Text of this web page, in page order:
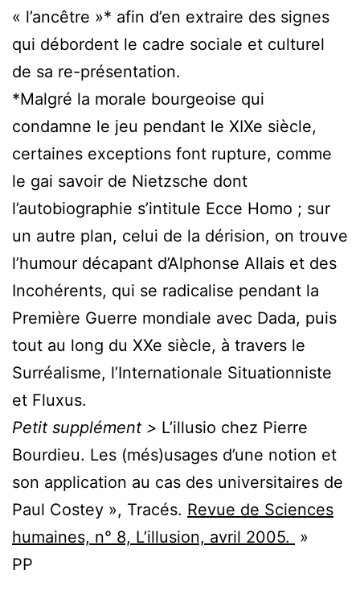
« l’ancêtre »* afin d’en extraire des signes
qui débordent le cadre sociale et culturel
de sa re-présentation.
*Malgré la morale bourgeoise qui
condamne le jeu pendant le XIXe siècle,
certaines exceptions font rupture, comme
le gai savoir de Nietzsche dont
l’autobiographie s’intitule Ecce Homo ; sur
un autre plan, celui de la dérision, on trouve
l’humour décapant d’Alphonse Allais et des
Incohérents, qui se radicalise pendant la
Première Guerre mondiale avec Dada, puis
tout au long du XXe siècle, à travers le
Surréalisme, l’Internationale Situationniste
et Fluxus.
Petit supplément > L’illusio chez Pierre
Bourdieu. Les (més)usages d’une notion et
son application au cas des universitaires de
Paul Costey », Tracés. Revue de Sciences
humaines, n° 8, L’illusion, avril 2005.
»
PP